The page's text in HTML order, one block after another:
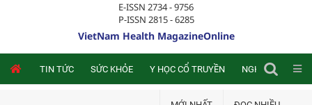
E-ISSN 2734 - 9756
P-ISSN 2815 - 6285
VietNam Health MagazineOnline
TIN TỨC SỨC KHỎE Y HỌC CỔ TRUYỀN NGHIÊN CỨU